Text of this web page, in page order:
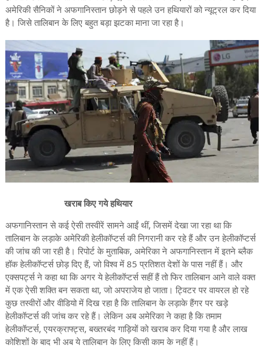
अमेरिकी सैनिकों ने अफगानिस्तान छोड़ने से पहले उन हथियारों को न्यूट्रल कर दिया
है। जिसे तालिबान के लिए बहुत बड़ा झटका माना जा रहा है।
खराब किए गये हथियार
अफगानिस्तान से कई ऐसी तस्वीरें सामने आईं थीं, जिसमें देखा जा रहा था कि
तालिबान के लड़ाके अमेरिकी हेलीकॉप्टर्स की निगरानी कर रहे हैं और उन हेलीकॉप्टर्स
की जांच की जा रही है। रिपोर्ट के मुताबिक, अमेरिका ने अफगानिस्तान में इतने ब्लैक
हॉक हेलीकॉप्टर्स छोड़ दिए हैं, जो विश्व में 85 प्रतिशत देशों के पास नहीं हैं। और
एक्सपर्ट्स ने कहा था कि अगर ये हेलीकॉप्टर्स सहीं हैं तो फिर तालिबान आने वाले वक्त
में एक ऐसी शक्ति बन सकता था, जो अपराजेय हो जाता। ट्विटर पर वायरल हो रहे
कुछ तस्वीरों और वीडियो में दिख रहा है कि तालिबान के लड़ाके हैंगर पर खड़े
हेलीकॉप्टर्स की जांच कर रहे हैं। लेकिन अब अमेरिका ने कहा है कि तमाम
हेलीकॉप्टर्स, एयरक्राफ्ट्स, बख्तरबंद गाड़ियों को खराब कर दिया गया है और लाख
कोशिशों के बाद भी अब ये तालिबान के लिए किसी काम के नहीं हैं।